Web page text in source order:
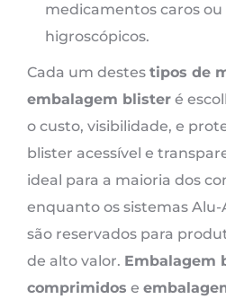
medicamentos caros
higroscópicos.
Cada um destes tipos de
embalagem blister é
o custo, visibilidade, e
blister acessível e
ideal para a maioria dos
enquanto os sistemas Alu-
são reservados para
de alto valor. Embalagem
comprimidos e